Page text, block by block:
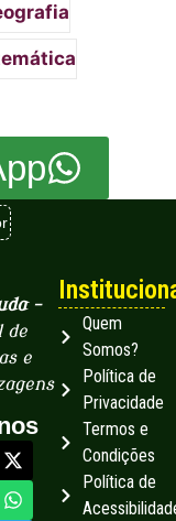
–
de
e
Quem
Somos?
Política de
Privacidade
Termos e
Condições
Política de